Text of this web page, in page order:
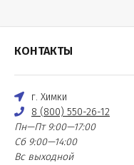
КОНТАКТЫ
г. Химки
8 (800) 550-26-12
Пн—Пт 9:00—17:00
Сб 9:00—14:00
Вс выходной